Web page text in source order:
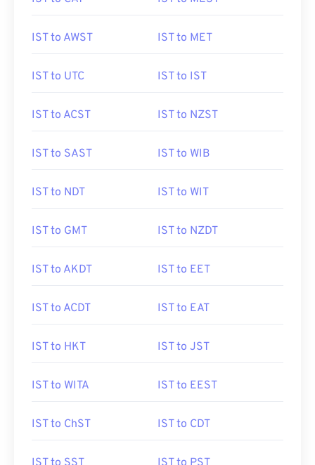
IST to AWST IST to MET
IST to UTC IST to IST
IST to ACST IST to NZST
IST to SAST IST to WIB
IST to NDT IST to WIT
IST to GMT IST to NZDT
IST to AKDT IST to EET
IST to ACDT IST to EAT
IST to HKT IST to JST
IST to WITA IST to EEST
IST to ChST IST to CDT